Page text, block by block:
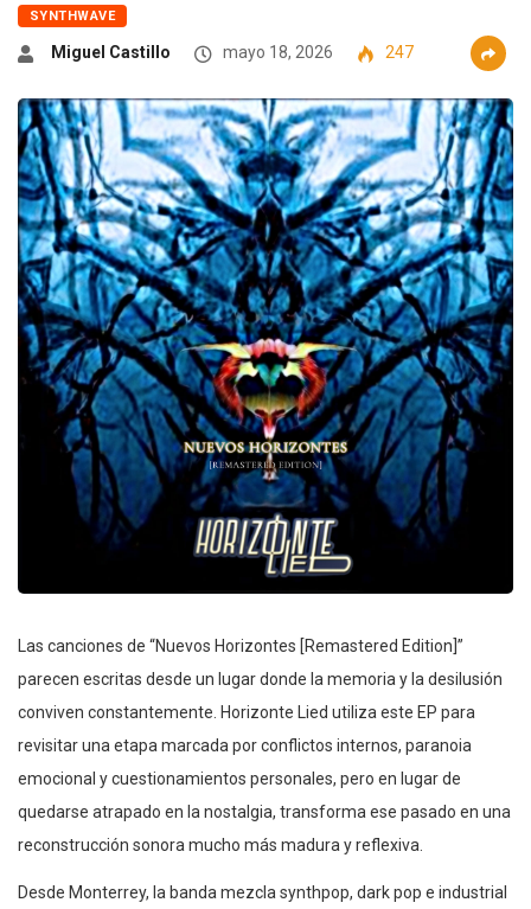
SYNTHWAVE
Miguel Castillo mayo 18, 2026 247
Las canciones de “Nuevos Horizontes [Remastered Edition]”
parecen escritas desde un lugar donde la memoria y la desilusión
conviven constantemente. Horizonte Lied utiliza este EP para
revisitar una etapa marcada por conflictos internos, paranoia
emocional y cuestionamientos personales, pero en lugar de
quedarse atrapado en la nostalgia, transforma ese pasado en una
reconstrucción sonora mucho más madura y reflexiva.
Desde Monterrey, la banda mezcla synthpop, dark pop e industrial